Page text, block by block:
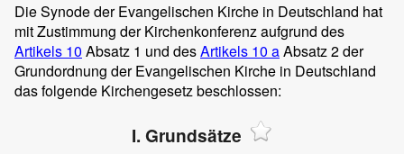
Die Synode der Evangelischen Kirche in Deutschland hat
mit Zustimmung der Kirchenkonferenz aufgrund des
Artikels 10 Absatz 1 und desArtikels 10 aAbsatz 2 der
Grundordnung der Evangelischen Kirche in Deutschland
das folgende Kirchengesetz beschlossen:
I. Grundsätze